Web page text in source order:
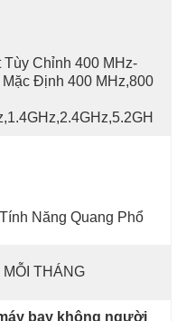
Tùy Chỉnh 400 MHz-
Định 400 MHz,800
Năng Quang Phổ
THÁNG
bay không người